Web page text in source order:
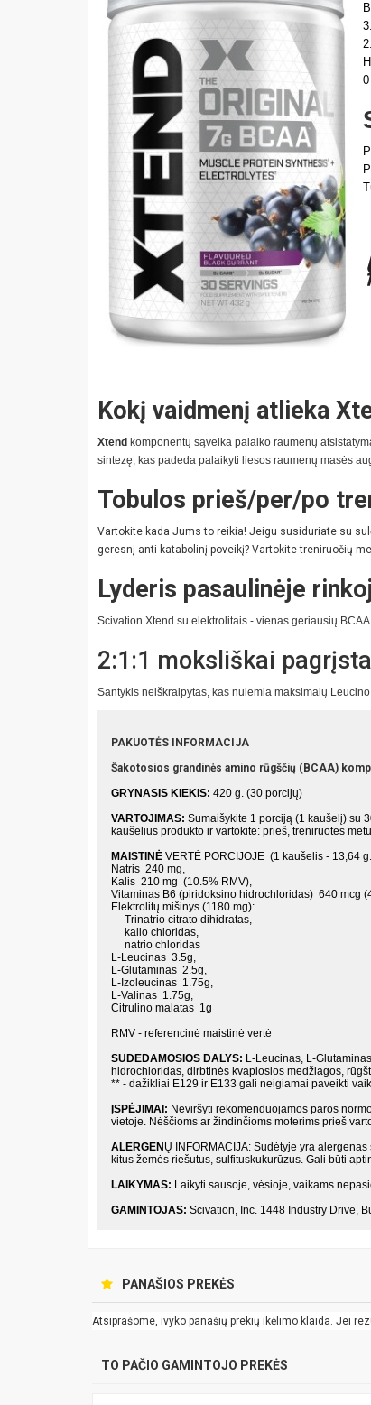
Kokį vaidmenį atlieka
Xtend komponentų sąveika palaiko raumenų
sintezę, kas padeda palaikyti liesos raumenų masės
Tobulos prieš/per/po
Vartokite kada Jums to reikia! Jeigu susiduriate su
geresnį anti-katabolinį poveikį? Vartokite treniruočių
Lyderis pasaulinėje
Scivation Xtend su elektrolitais - vienas geriausių
2:1:1 moksliškai
Santykis neiškraipytas, kas nulemia maksimalų
PAKUOTĖS INFORMACIJA
Šakotosios grandinės amino rūgščių (BCAA)
GRYNASIS KIEKIS: 420 g. (30 porcijų)
VARTOJIMAS: Sumaišykite 1 porciją (1 kaušelį) su
kaušelius produkto ir vartokite: prieš, treniruotės
MAISTINĖ VERTĖ PORCIJOJE (1 kaušelis - 13,64
Natris 240 mg,
Kalis 210 mg (10.5% RMV),
Vitaminas B6 (piridoksino hidrochloridas) 640 mcg
Elektrolitų mišinys (1180 mg):
Trinatrio citrato dihidratas,
kalio chloridas,
natrio chloridas
L-Leucinas 3.5g,
L-Glutaminas 2.5g,
L-Izoleucinas 1.75g,
L-Valinas 1.75g,
Citrulino malatas 1g
-----------
RMV - referencinė maistinė vertė
SUDEDAMOSIOS DALYS: L-Leucinas, L-
hidrochloridas, dirbtinės kvapiosios medžiagos,
** - dažikliai E129 ir E133 gali neigiamai paveikti
ĮSPĖJIMAI: Neviršyti rekomenduojamos paros
vietoje. Nėščioms ar žindinčioms moterims prieš
ALERGEN Ų INFORMACIJA: Sudėtyje yra
kitus žemės riešutus, sulfituskukurūzus. Gali būti
LAIKYMAS: Laikyti sausoje, vėsioje, vaikams
GAMINTOJAS: Scivation, Inc. 1448 Industry Drive,
PANAŠIOS PREKĖS
Atsiprašome, ivyko panašių prekių ikėlimo klaida. Jei
TO PAČIO GAMINTOJO PREKĖS